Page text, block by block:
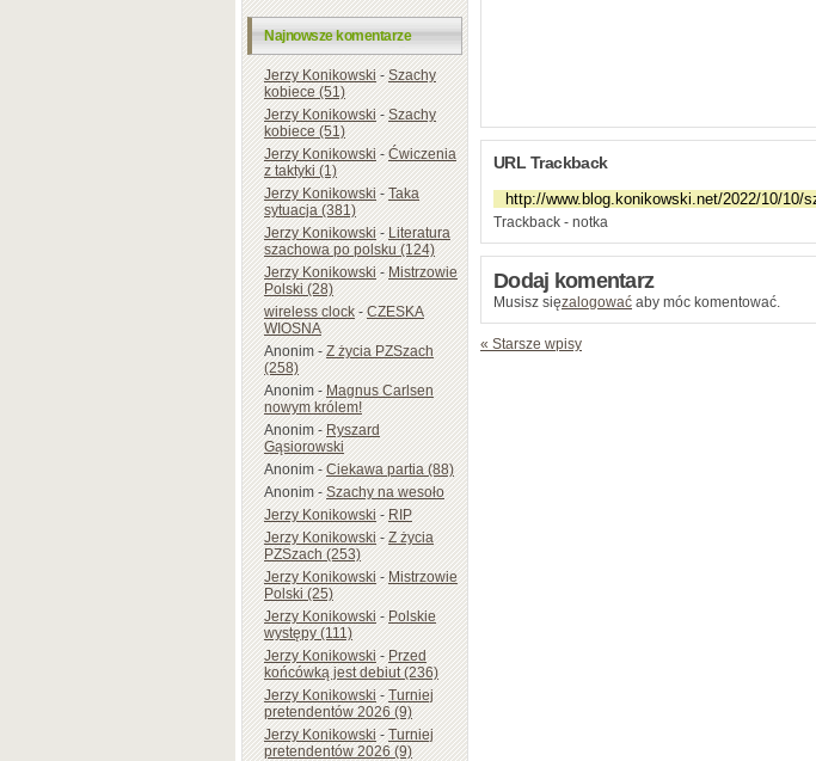
Najnowsze komentarze
Jerzy Konikowski-Szachy
kobiece (51)
Jerzy Konikowski-Szachy
kobiece (51)
Jerzy Konikowski-Ćwiczenia
z taktyki (1)
Jerzy Konikowski-Taka
sytuacja (381)
Jerzy Konikowski-Literatura
szachowa po polsku (124)
Jerzy Konikowski-Mistrzowie
Polski (28)
wireless clock-CZESKA
WIOSNA
Anonim-Z życia PZSzach
(258)
Anonim-Magnus Carlsen
nowym królem!
Anonim-Ryszard
Gąsiorowski
Anonim-Ciekawa partia (88)
Anonim-Szachy na wesoło
Jerzy Konikowski-RIP
Jerzy Konikowski-Z życia
PZSzach (253)
Jerzy Konikowski-Mistrzowie
Polski (25)
Jerzy Konikowski-Polskie
występy (111)
Jerzy Konikowski-Przed
końcówką jest debiut (236)
Jerzy Konikowski-Turniej
pretendentów 2026 (9)
Jerzy Konikowski-Turniej
pretendentów 2026 (9)
URL Trackback
Trackback - notka
Dodaj komentarz
Musisz sięzalogować aby móc komentować.
« Starsze wpisy